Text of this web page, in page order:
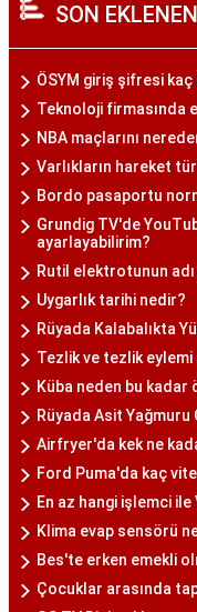
SON
ÖSYM giriş şifresi kaç
Teknoloji firmasında
NBA maçlarını
Varlıkların hareket
Bordo pasaportu
Grundig TV'de
ayarlayabilirim?
Rutil elektrotunun
Uygarlık tarihi nedir?
Rüyada Kalabalıkta
Tezlik ve tezlik eylemi
Küba neden bu kadar
Rüyada Asit Yağmuru
Airfryer'da kek ne
Ford Puma'da kaç
En az hangi işlemci
Klima evap sensörü
Bes'te erken emekli
Çocuklar arasında